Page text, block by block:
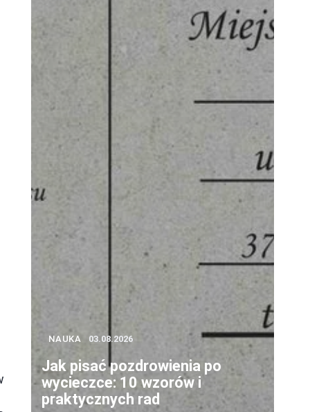
NAUKA 03.08.2026
Jak pisać pozdrowienia po
wycieczce: 10 wzorów i
praktycznych rad